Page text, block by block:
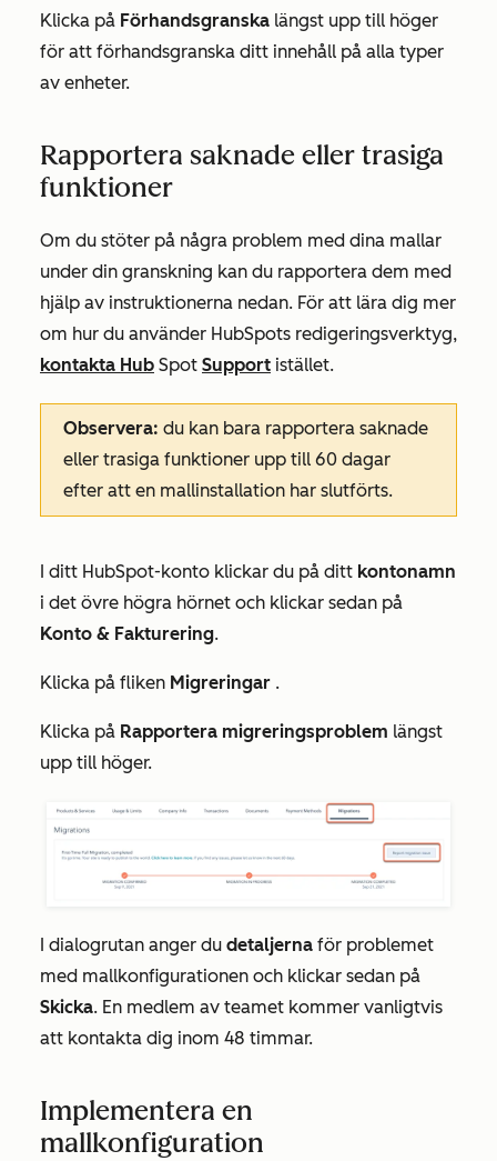
Klicka på Förhandsgranska längst upp till höger
för att förhandsgranska ditt innehåll på alla typer
av enheter.
Rapportera saknade eller trasiga
funktioner
Om du stöter på några problem med dina mallar
under din granskning kan du rapportera dem med
hjälp av instruktionerna nedan. För att lära dig mer
om hur du använder HubSpots redigeringsverktyg,
kontakta Hub Spot Support istället.
Observera: du kan bara rapportera saknade
eller trasiga funktioner upp till 60 dagar
efter att en mallinstallation har slutförts.
I ditt HubSpot-konto klickar du på ditt kontonamn
i det övre högra hörnet och klickar sedan på
Konto & Fakturering.
Klicka på fliken Migreringar .
Klicka på Rapportera migreringsproblem längst
upp till höger.
I dialogrutan anger du detaljerna för problemet
med mallkonfigurationen och klickar sedan på
Skicka. En medlem av teamet kommer vanligtvis
att kontakta dig inom 48 timmar.
Implementera en
mallkonfiguration